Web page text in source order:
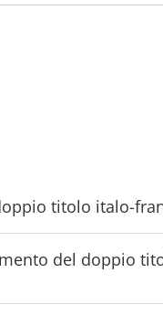
titolo italo-
del doppio